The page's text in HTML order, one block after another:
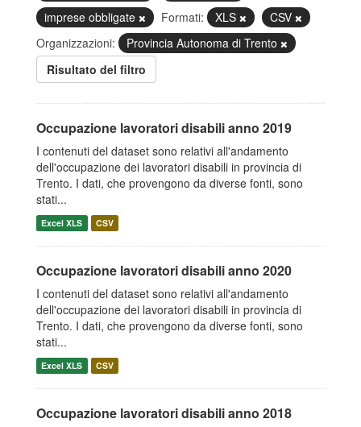
imprese obbligate
Formati: XLS
CSV
Organizzazioni:
Provincia Autonoma di Trento
Risultato del filtro
Occupazione lavoratori disabili anno 2019
I contenuti del dataset sono relativi all'andamento
dell'occupazione dei lavoratori disabili in provincia di
Trento. I dati, che provengono da diverse fonti, sono
stati...
Excel XLS CSV
Occupazione lavoratori disabili anno 2020
I contenuti del dataset sono relativi all'andamento
dell'occupazione dei lavoratori disabili in provincia di
Trento. I dati, che provengono da diverse fonti, sono
stati...
Excel XLS CSV
Occupazione lavoratori disabili anno 2018